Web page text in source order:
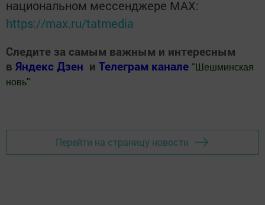
национальном мессенджере MАХ:
https://max.ru/tatmedia
Следите за самым важным и интересным
в Яндекс Дзен и Телеграм канале " Шешминская
новь"
Перейти на страницу новости